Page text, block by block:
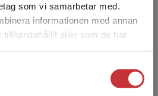
som vi samarbetar med.
informationen med annan
eller som de har
besöker
en enhet utanför Sverige.
utanför Sverige. För
köp måste
Ascher
i folkhälsovetenskap
i barnmedicin. Han
för samhällsmedicin